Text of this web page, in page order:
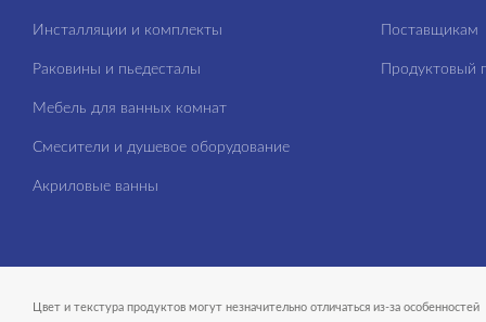
Инсталляции и комплекты
Раковины и пьедесталы
Мебель для ванных комнат
Смесители и душевое оборудование
Акриловые ванны
Поставщикам
Продуктовый
Цвет и текстура продуктов могут незначительно отличаться из-за особенностей